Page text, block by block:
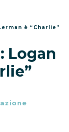
è “Charlie”
Logan